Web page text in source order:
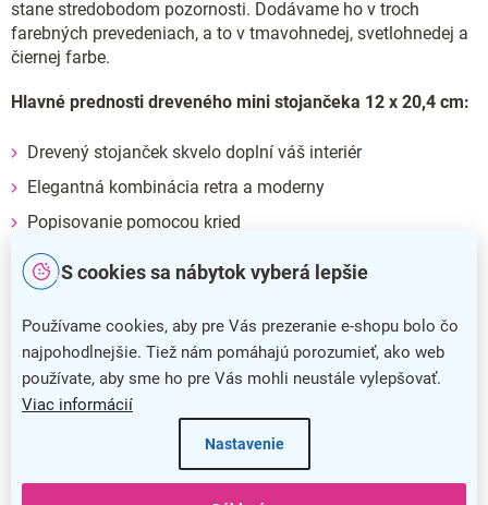
S cookies sa nábytok vyberá lepšie
Používame cookies, aby pre Vás prezeranie e-shopu bolo čo
najpohodlnejšie. Tiež nám pomáhajú porozumieť, ako web
používate, aby sme ho pre Vás mohli neustále vylepšovať.
Viac informácií
Nastavenie
stane stredobodom pozornosti. Dodávame ho v troch
farebných prevedeniach, a to v tmavohnedej, svetlohnedej a
čiernej farbe.
Hlavné prednosti dreveného mini stojančeka 12 x 20,4 cm:
Drevený stojanček skvelo doplní váš interiér
Elegantná kombinácia retra a moderny
Popisovanie pomocou kried
Vďaka svojmu spracovaniu sa stane stredobodom
pozornosti
Dodatočné parametre
Kategória: Drevené stojančeky
hnedá
5 rokov